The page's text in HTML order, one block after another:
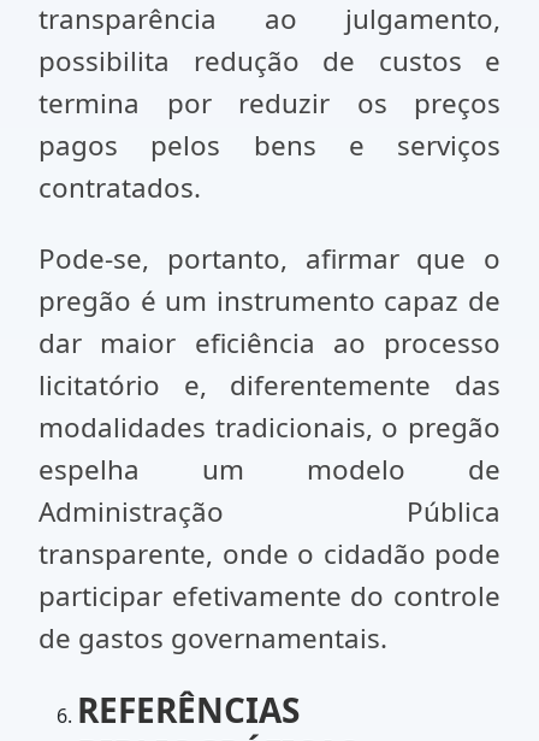
transparência ao julgamento,
possibilita redução de custos e
termina por reduzir os preços
pagos pelos bens e serviços
contratados.
Pode-se, portanto, afirmar que o
pregão é um instrumento capaz de
dar maior eficiência ao processo
licitatório e, diferentemente das
modalidades tradicionais, o pregão
espelha um modelo de
Administração Pública
transparente, onde o cidadão pode
participar efetivamente do controle
de gastos governamentais.
REFERÊNCIAS